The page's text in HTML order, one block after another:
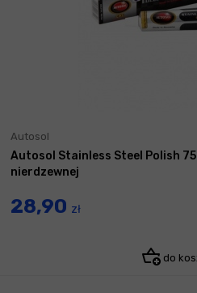
Autosol
Autosol Stainless Steel Polish
nierdzewnej
28,90 zł
do